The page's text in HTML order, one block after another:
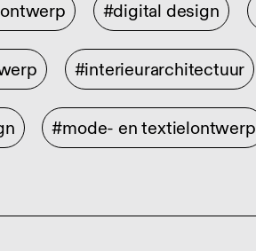
#digital design
#interieurarchitectuur
#mode- en textielontwerp